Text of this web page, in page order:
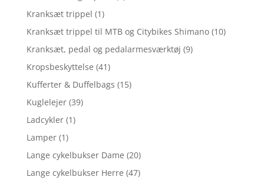
Kranksæt trippel (1)
Kranksæt trippel til MTB og Citybikes Shimano (10)
Kranksæt, pedal og pedalarmesværktøj (9)
Kropsbeskyttelse (41)
Kufferter & Duffelbags (15)
Kuglelejer (39)
Ladcykler (1)
Lamper (1)
Lange cykelbukser Dame (20)
Lange cykelbukser Herre (47)